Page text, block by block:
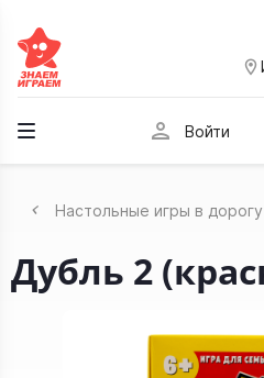
room
person Войти
Настольные игры в дорогу
Дубль 2